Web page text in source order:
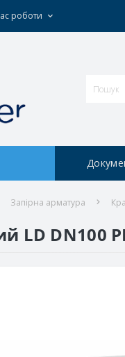
роботи
Запірна арматура
LD DN100